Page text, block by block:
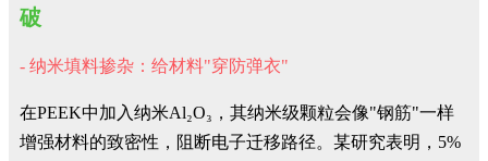
破
- 纳米填料掺杂：给材料"穿防弹衣"
在PEEK中加入纳米Al₂O₃，其纳米级颗粒会像"钢筋"一样
增强材料的致密性，阻断电子迁移路径。某研究表明，5%